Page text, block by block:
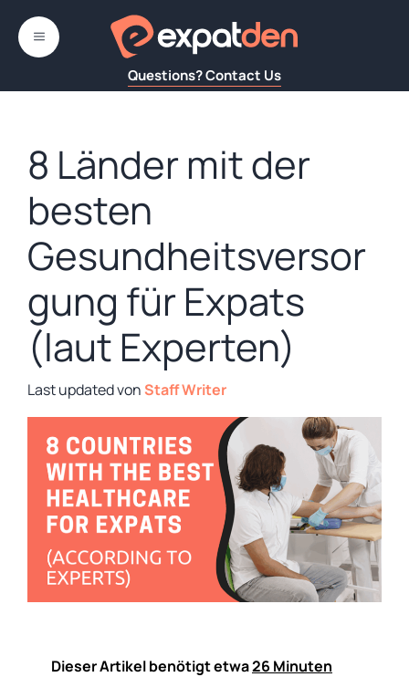
Inhalt
springen
Questions? Contact Us
MENÜ
8 Länder mit der
besten
Gesundheitsversor
gung für Expats
(laut Experten)
von Staff Writer
Dieser Artikel benötigt etwa26 Minuten